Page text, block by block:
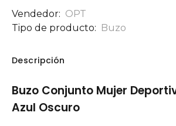
Vendedor: OPT
Tipo de producto: Buzo
Descripción
Buzo Conjunto Mujer
Azul Oscuro